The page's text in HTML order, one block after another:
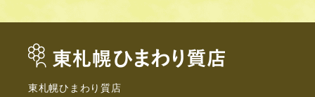
東札幌ひまわり質店